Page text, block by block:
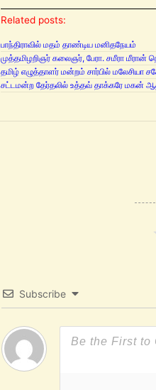
Related posts:
பாந்திராவில் மதம் தாண்டிய மனிதநேயம்
முத்தமிழறிஞர் கலைஞர், பேரா. சமீரா
தமிழ் எழுத்தாளர் மன்றம் சார்பில் மலேசியா
சட்டமன்ற தேர்தலில் உத்தவ் தாக்கரே மகன்
Subscribe